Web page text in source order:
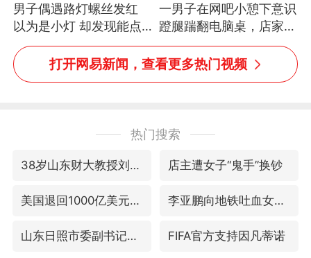
男子偶遇路灯螺丝发红
以为是小灯 却发现能点
燃香烟 当事人：已报警
处理
一男子在网吧小憩下意识
蹬腿踹翻电脑桌，店家3
台显示器与机械臂损坏
打开网易新闻，查看更多热门视频
热门搜索
38岁山东财大教授刘海明逝世 店主遭女子“鬼手”换钞
美国退回1000亿美元关税 李亚鹏向地铁吐血女孩捐99999元
山东日照市委副书记王峰被查 FIFA官方支持因凡蒂诺